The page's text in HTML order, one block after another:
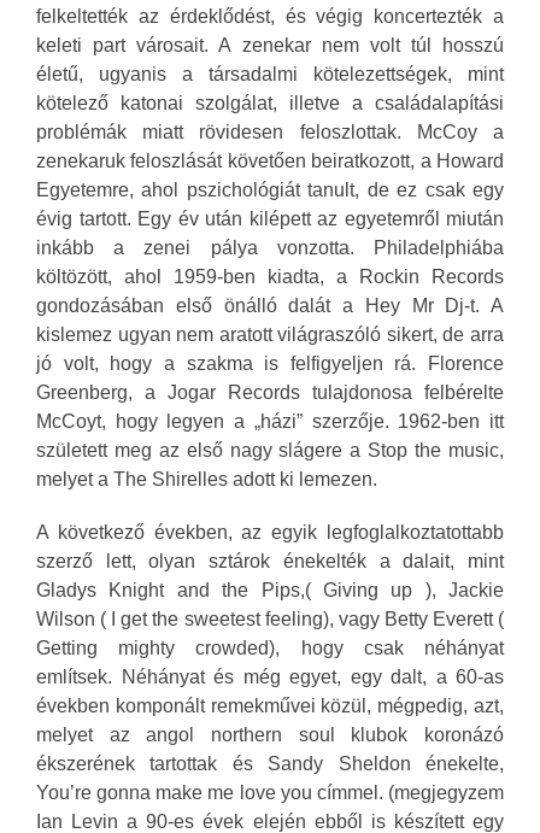
felkeltették az érdeklődést, és végig koncertezték a
keleti part városait. A zenekar nem volt túl hosszú
életű, ugyanis a társadalmi kötelezettségek, mint
kötelező katonai szolgálat, illetve a családalapítási
problémák miatt rövidesen feloszlottak. McCoy a
zenekaruk feloszlását követően beiratkozott, a Howard
Egyetemre, ahol pszichológiát tanult, de ez csak egy
évig tartott. Egy év után kilépett az egyetemről miután
inkább a zenei pálya vonzotta. Philadelphiába
költözött, ahol 1959-ben kiadta, a Rockin Records
gondozásában első önálló dalát a Hey Mr Dj-t. A
kislemez ugyan nem aratott világraszóló sikert, de arra
jó volt, hogy a szakma is felfigyeljen rá. Florence
Greenberg, a Jogar Records tulajdonosa felbérelte
McCoyt, hogy legyen a „házi” szerzője. 1962-ben itt
született meg az első nagy slágere a Stop the music,
melyet a The Shirelles adott ki lemezen.
A következő években, az egyik legfoglalkoztatottabb
szerző lett, olyan sztárok énekelték a dalait, mint
Gladys Knight and the Pips,( Giving up ), Jackie
Wilson ( I get the sweetest feeling), vagy Betty Everett (
Getting mighty crowded), hogy csak néhányat
említsek. Néhányat és még egyet, egy dalt, a 60-as
években komponált remekművei közül, mégpedig, azt,
melyet az angol northern soul klubok koronázó
ékszerének tartottak és Sandy Sheldon énekelte,
You’re gonna make me love you címmel. (megjegyzem
Ian Levin a 90-es évek elején ebből is készített egy